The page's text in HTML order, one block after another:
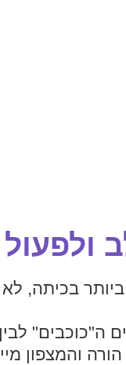
בכיתה,
ה"כוכבים"
והמצפון